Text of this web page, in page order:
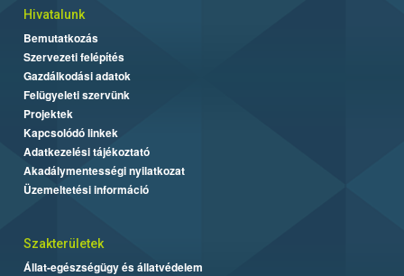
Hivatalunk
Bemutatkozás
Szervezeti felépítés
Gazdálkodási adatok
Felügyeleti szervünk
Projektek
Kapcsolódó linkek
Adatkezelési tájékoztató
Akadálymentességi nyilatkozat
Üzemeltetési információ
Szakterületek
Állat-egészségügy és állatvédelem